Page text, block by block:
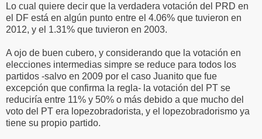
Lo cual quiere decir que la verdadera votación del PRD en
el DF está en algún punto entre el 4.06% que tuvieron en
2012, y el 1.31% que tuvieron en 2003.
A ojo de buen cubero, y considerando que la votación en
elecciones intermedias simpre se reduce para todos los
partidos -salvo en 2009 por el caso Juanito que fue
excepción que confirma la regla- la votación del PT se
reduciría entre 11% y 50% o más debido a que mucho del
voto del PT era lopezobradorista, y el lopezobradorismo ya
tiene su propio partido.